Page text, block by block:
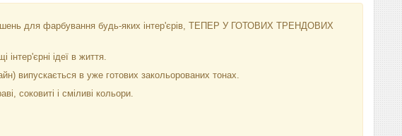
для фарбування будь-яких інтер'єрів, ТЕПЕР У ГОТОВИХ ТРЕНДОВИХ
ідеї в життя.
випускається в уже готових закольорованих тонах.
соковиті і сміливі кольори.